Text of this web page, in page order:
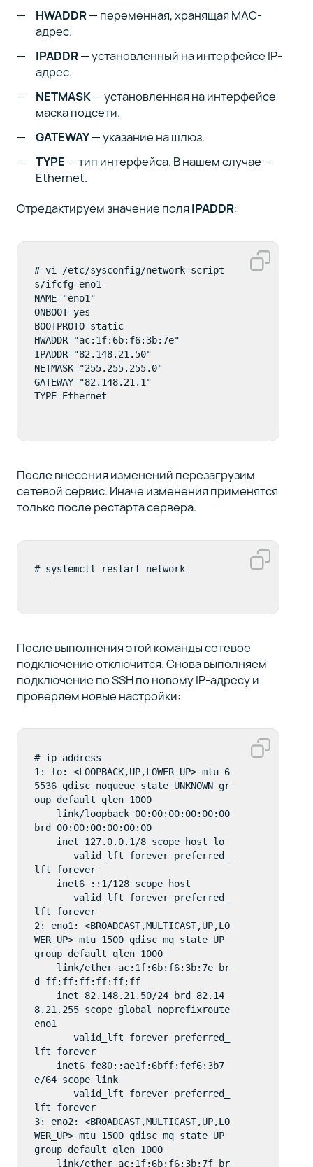
HWADDR— переменная, хранящая MAC-
адрес.
IPADDR— установленный на интерфейсе IP-
адрес.
NETMASK— установленная на интерфейсе
маска подсети.
GATEWAY— указание на шлюз.
TYPE — тип интерфейса. В нашем случае —
Ethernet.
Отредактируем значение поля IPADDR:
# vi /etc/sysconfig/network-script
s/ifcfg-eno1
NAME="eno1"
ONBOOT=yes
BOOTPROTO=static
HWADDR="ac:1f:6b:f6:3b:7e"
IPADDR="82.148.21.50"
NETMASK="255.255.255.0"
GATEWAY="82.148.21.1"
TYPE=Ethernet
После внесения изменений перезагрузим
сетевой сервис. Иначе изменения применятся
только после рестарта сервера.
# systemctl restart network
После выполнения этой команды сетевое
подключение отключится. Снова выполняем
подключение по SSH по новому IP-адресу и
проверяем новые настройки:
# ip address
1: lo: <LOOPBACK,UP,LOWER_UP> mtu 6
5536 qdisc noqueue state UNKNOWN gr
oup default qlen 1000
brd 00:00:00:00:00:00
lft forever
lft forever
2: eno1: <BROADCAST,MULTICAST,UP,LO
WER_UP> mtu 1500 qdisc mq state UP
group default qlen 1000
d ff:ff:ff:ff:ff:ff
8.21.255 scope global noprefixroute
eno1
lft forever
e/64 scope link
lft forever
3: eno2: <BROADCAST,MULTICAST,UP,LO
WER_UP> mtu 1500 qdisc mq state UP
group default qlen 1000